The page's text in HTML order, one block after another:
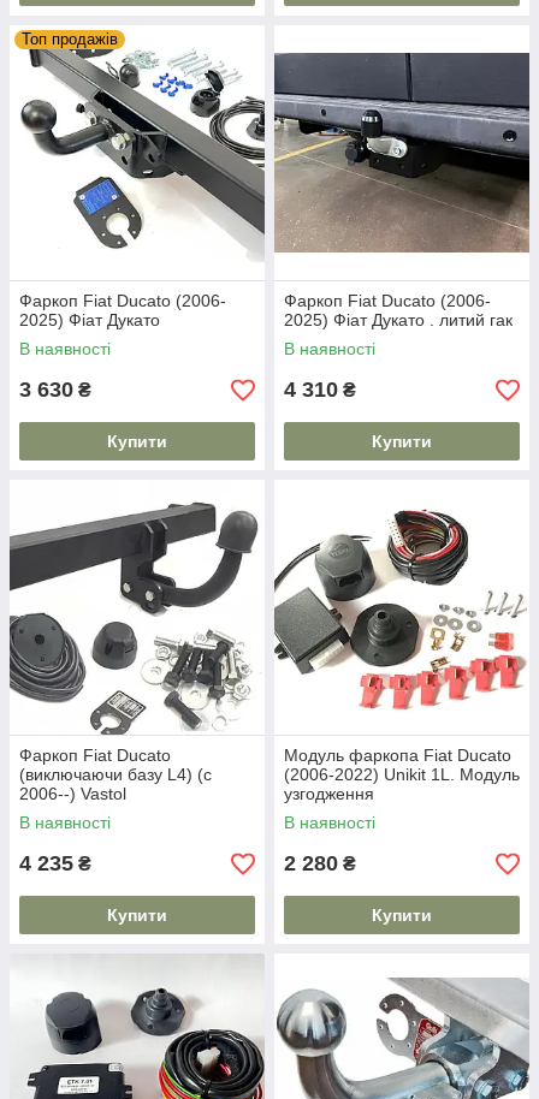
Топ продажів
Фаркоп Fiat Ducato (2006-
2025) Фіат Дукато
В наявності
3 630 ₴
Купити
Фаркоп Fiat Ducato (2006-
2025) Фіат Дукато . литий гак
В наявності
4 310 ₴
Купити
Фаркоп Fiat Ducato
(виключаючи базу L4) (c
2006--) Vastol
В наявності
4 235 ₴
Купити
Модуль фаркопа Fiat Ducato
(2006-2022) Unikit 1L. Модуль
узгодження
В наявності
2 280 ₴
Купити